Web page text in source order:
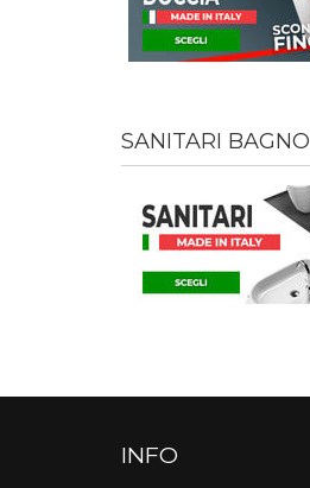
SANITARI BAGNO
INFO